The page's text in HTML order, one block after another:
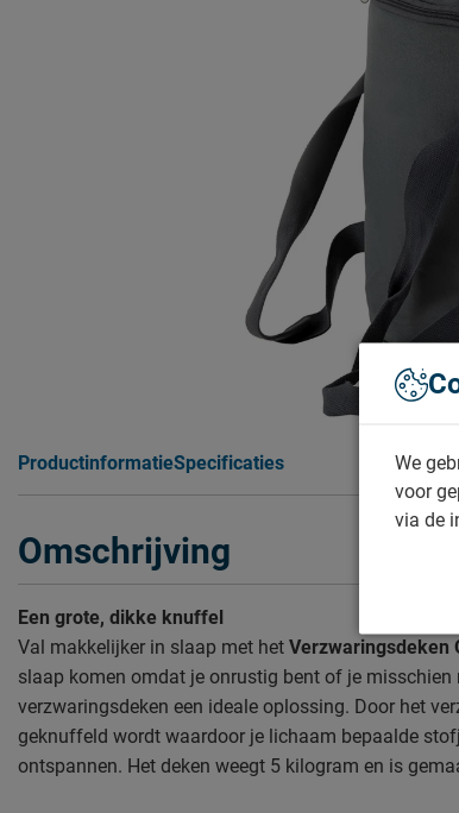
ProductinformatieSpecificaties
Omschrijving
Een grote, dikke knuffel
Val makkelijker in slaap met het Verzwaringsdeken
slaap komen omdat je onrustig bent of je misschien
verzwaringsdeken een ideale oplossing. Door het
geknuffeld wordt waardoor je lichaam bepaalde
ontspannen. Het deken weegt 5 kilogram en is
We
voor
via de